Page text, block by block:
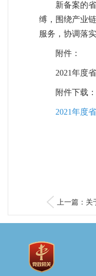
新备案的
缚，围绕产业
服务，协调落
附件：
2021年度
附件下载：
2021年度
上一篇：